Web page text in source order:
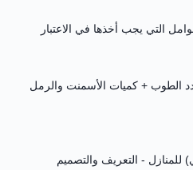
التي يجب أخذها في الاعتبار
الطوب + كميات الأسمنت والرمل
- التعريف والتصميم